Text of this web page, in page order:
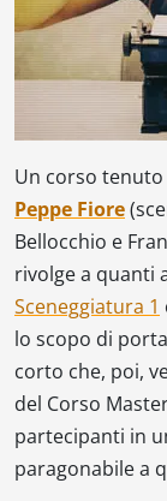
Un corso
Peppe Fiore
Bellocchio e
rivolge a quanti
Sceneggiatura 1
lo scopo di
corto che, poi,
del Corso
partecipanti in
paragonabile a